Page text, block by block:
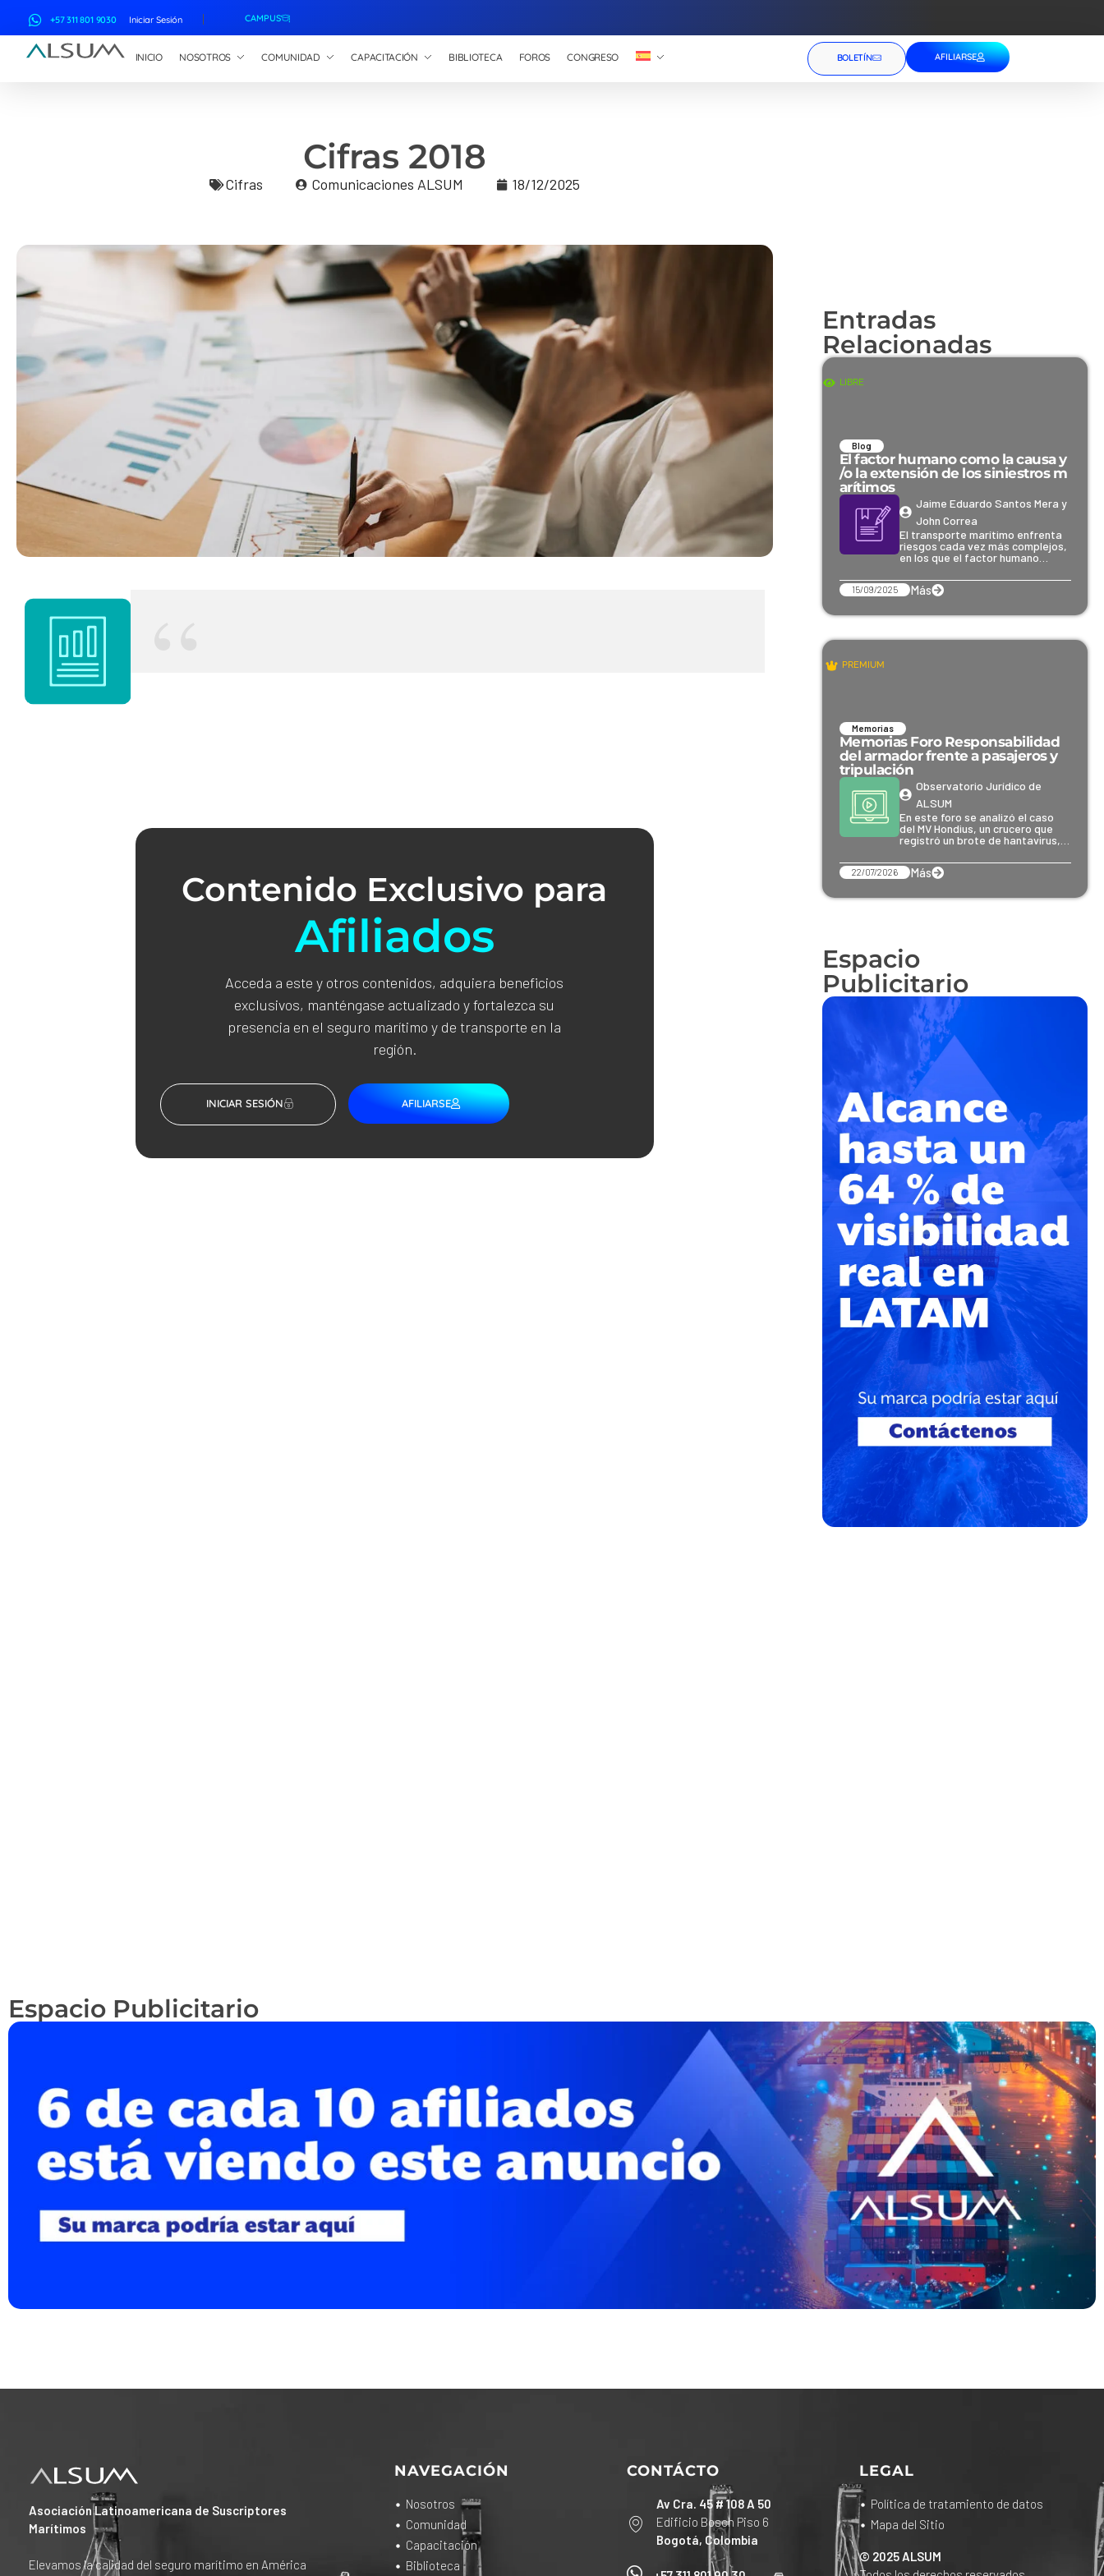
+57 311 801 9030 Iniciar Sesión CAMPUS
INICIO NOSOTROS COMUNIDAD CAPACITACIÓN BIBLIOTECA FOROS CONGRESO BOLETÍN AFILIARSE
Cifras 2018
Cifras Comunicaciones ALSUM 18/12/2025
Contenido Exclusivo para
Afiliados
Acceda a este y otros contenidos, adquiera beneficios
exclusivos, manténgase actualizado y fortalezca su
presencia en el seguro marítimo y de transporte en la
región.
INICIAR SESIÓN AFILIARSE
Entradas
Relacionadas
LIBRE
Blog
El factor humano como la causa y
/o la extensión de los siniestros m
arítimos
Jaime Eduardo Santos Mera y
John Correa
El transporte marítimo enfrenta
riesgos cada vez más complejos,
en los que el factor humano…
15/09/2025 Más
PREMIUM
Memorias
Memorias Foro Responsabilidad
del armador frente a pasajeros y
tripulación
Observatorio Jurídico de
ALSUM
En este foro se analizó el caso
del MV Hondius, un crucero que
registró un brote de hantavirus,…
22/07/2026 Más
Espacio
Publicitario
Espacio Publicitario
Asociación Latinoamericana de Suscriptores
Marítimos
Elevamos la calidad del seguro marítimo en América
NAVEGACIÓN
Nosotros
Comunidad
Capacitación
Biblioteca
CONTÁCTO
Av Cra. 45 # 108 A 50
Edificio Bosch Piso 6
Bogotá, Colombia
LEGAL
Política de tratamiento de datos
Mapa del Sitio
© 2025 ALSUM